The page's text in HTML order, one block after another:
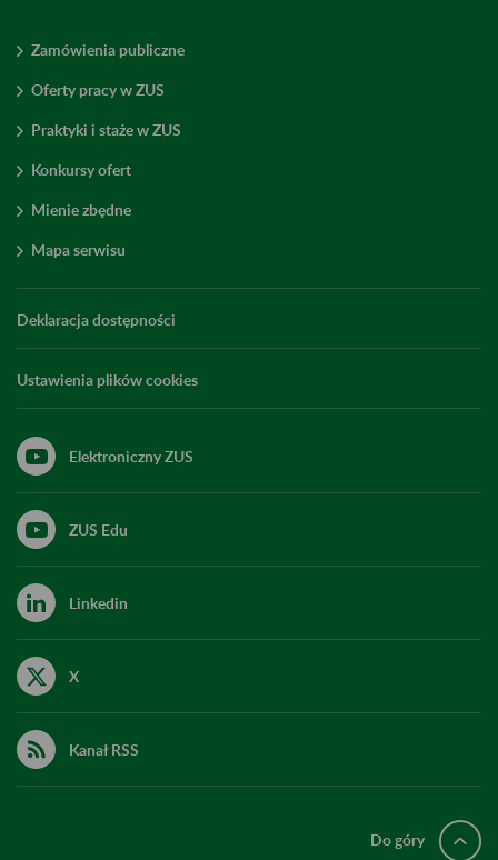
Zamówienia publiczne
Oferty pracy w ZUS
Praktyki i staże w ZUS
Konkursy ofert
Mienie zbędne
Mapa serwisu
Deklaracja dostępności
Ustawienia plików cookies
Elektroniczny ZUS
ZUS Edu
Linkedin
X
Kanał RSS
Do góry